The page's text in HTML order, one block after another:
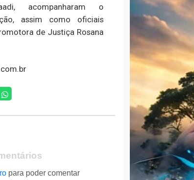
acompanharam o
assim como oficiais
de Justiça Rosana
para poder comentar